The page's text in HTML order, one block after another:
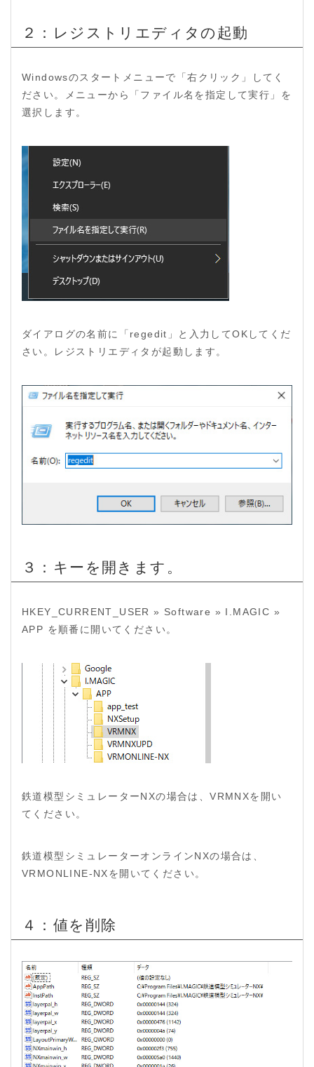
２：レジストリエディタの起動
Windowsのスタートメニューで「右クリック」してく
ださい。メニューから「ファイル名を指定して実行」を
選択します。
ダイアログの名前に「regedit」と入力してOKしてくだ
さい。レジストリエディタが起動します。
３：キーを開きます。
HKEY_CURRENT_USER » Software » I.MAGIC »
APP を順番に開いてください。
鉄道模型シミュレーターNXの場合は、VRMNXを開い
てください。
鉄道模型シミュレーターオンラインNXの場合は、
VRMONLINE-NXを開いてください。
４：値を削除